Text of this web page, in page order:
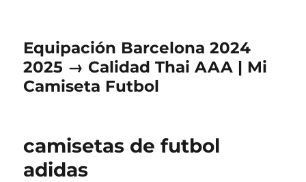
Equipación Barcelona 2024
2025 → Calidad Thai AAA | Mi
Camiseta Futbol
camisetas de futbol
adidas